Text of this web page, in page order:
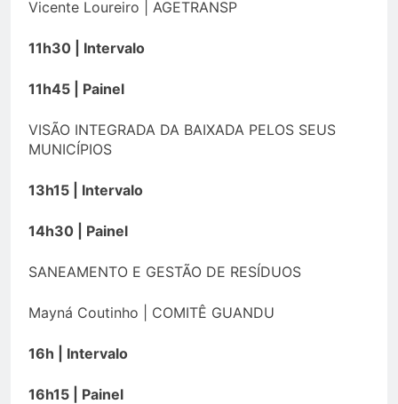
Vicente Loureiro | AGETRANSP
11h30 | Intervalo
11h45 | Painel
VISÃO INTEGRADA DA BAIXADA PELOS SEUS
MUNICÍPIOS
13h15 | Intervalo
14h30 | Painel
SANEAMENTO E GESTÃO DE RESÍDUOS
Mayná Coutinho | COMITÊ GUANDU
16h | Intervalo
16h15 | Painel